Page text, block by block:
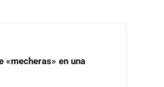
«mecheras» en una